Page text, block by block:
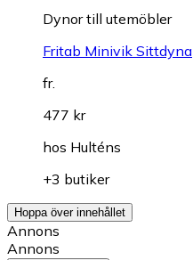
Dynor till utemöbler
Fritab Minivik Sittdyna
fr.
477 kr
hos Hulténs
+3 butiker
Hoppa över innehållet
Annons
Annons